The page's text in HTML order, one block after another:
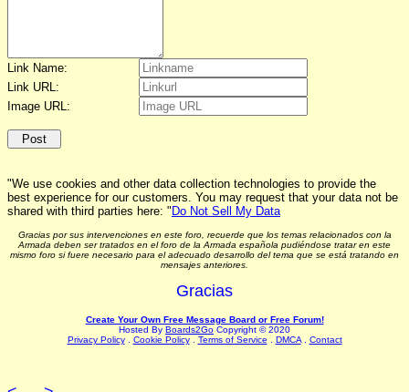
Link Name:
Link URL:
Image URL:
"We use cookies and other data collection technologies to provide the
best experience for our customers. You may request that your data not be
shared with third parties here: " Do Not Sell My Data
Gracias por sus intervenciones en este foro, recuerde que los temas relacionados con la
Armada deben ser tratados en el foro de la Armada española pudiéndose tratar en este
mismo foro si fuere necesario para el adecuado desarrollo del tema que se está tratando en
mensajes anteriores.
Gracias
Create Your Own Free Message Board or Free Forum!
Hosted By Boards2Go Copyright © 2020
Privacy Policy. Cookie Policy. Terms of Service DMCA. Contact